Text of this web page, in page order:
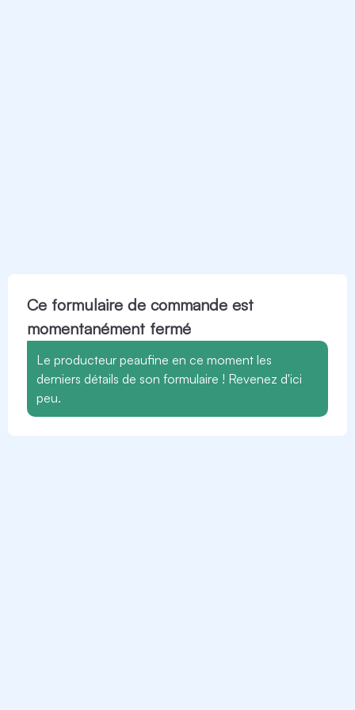
Ce formulaire de commande est
momentanément fermé
Le producteur peaufine en ce moment les
derniers détails de son formulaire ! Revenez d'ici
peu.